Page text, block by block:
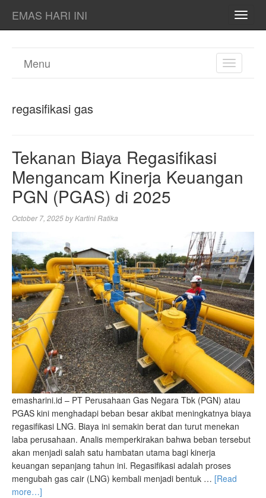
EMAS HARI INI
TOGGLE
Menu
regasifikasi gas
Tekanan Biaya Regasifikasi
Mengancam Kinerja Keuangan
PGN (PGAS) di 2025
October 7, 2025byKartini Ratika
emasharini.id – PT Perusahaan Gas Negara Tbk (PGN) atau
PGAS kini menghadapi beban besar akibat meningkatnya biaya
regasifikasi LNG. Biaya ini semakin berat dan turut menekan
laba perusahaan. Analis memperkirakan bahwa beban tersebut
akan menjadi salah satu hambatan utama bagi kinerja
keuangan sepanjang tahun ini. Regasifikasi adalah proses
mengubah gas cair (LNG) kembali menjadi bentuk … [Read
more…]